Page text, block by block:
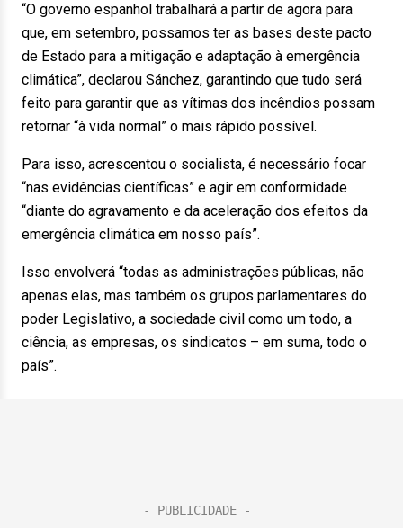
“O governo espanhol trabalhará a partir de agora para
que, em setembro, possamos ter as bases deste pacto
de Estado para a mitigação e adaptação à emergência
climática”, declarou Sánchez, garantindo que tudo será
feito para garantir que as vítimas dos incêndios possam
retornar “à vida normal” o mais rápido possível.
Para isso, acrescentou o socialista, é necessário focar
“nas evidências científicas” e agir em conformidade
“diante do agravamento e da aceleração dos efeitos da
emergência climática em nosso país”.
Isso envolverá “todas as administrações públicas, não
apenas elas, mas também os grupos parlamentares do
poder Legislativo, a sociedade civil como um todo, a
ciência, as empresas, os sindicatos – em suma, todo o
país”.